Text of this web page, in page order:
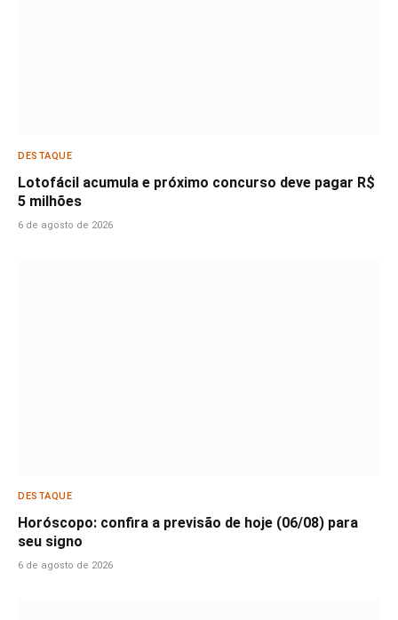
DESTAQUE
Lotofácil acumula e próximo concurso deve pagar R$
5 milhões
6 de agosto de 2026
DESTAQUE
Horóscopo: confira a previsão de hoje (06/08) para
seu signo
6 de agosto de 2026